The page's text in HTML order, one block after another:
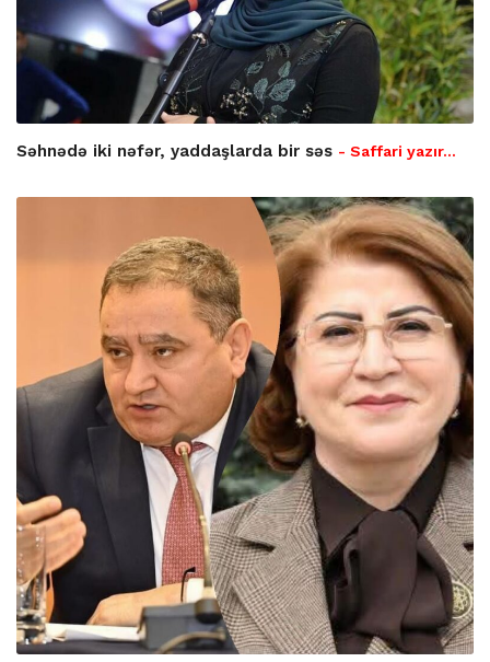
Səhnədə iki nəfər, yaddaşlarda bir səs - Saffari yazır…